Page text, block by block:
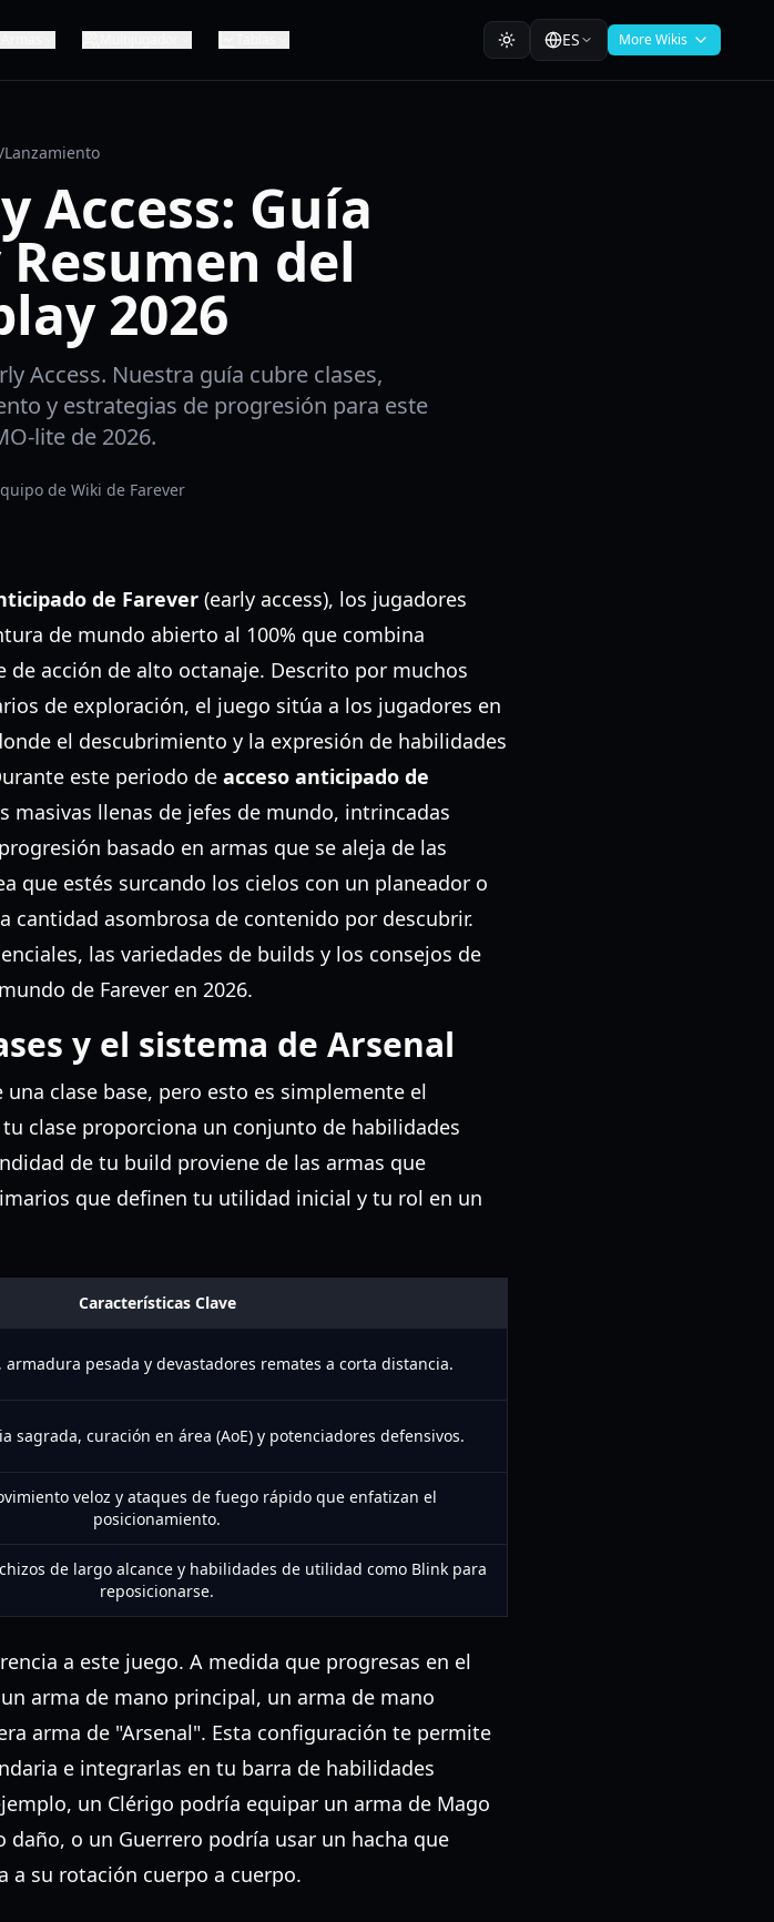
ES More Wikis
/Lanzamiento
Access: Guía
del
2026
Access. Nuestra guía cubre clases,
y estrategias de progresión para este
lite de 2026.
de Wiki de Farever
de Farever (early access), los jugadores
de mundo abierto al 100% que combina
acción de alto octanaje. Descrito por muchos
de exploración, el juego sitúa a los jugadores en
el descubrimiento y la expresión de habilidades
este periodo de acceso anticipado de
masivas llenas de jefes de mundo, intrincadas
basado en armas que se aleja de las
que estés surcando los cielos con un planeador o
asombrosa de contenido por descubrir.
las variedades de builds y los consejos de
de Farever en 2026.
y el sistema de Arsenal
clase base, pero esto es simplemente el
clase proporciona un conjunto de habilidades
de tu build proviene de las armas que
que definen tu utilidad inicial y tu rol en un
Características Clave
pesada y devastadores remates a corta distancia.
sagrada, curación en área (AoE) y potenciadores defensivos.
veloz y ataques de fuego rápido que enfatizan el
posicionamiento.
de largo alcance y habilidades de utilidad como Blink para
reposicionarse.
a este juego. A medida que progresas en el
arma de mano principal, un arma de mano
arma de "Arsenal". Esta configuración te permite
e integrarlas en tu barra de habilidades
un Clérigo podría equipar un arma de Mago
o un Guerrero podría usar un hacha que
a su rotación cuerpo a cuerpo.